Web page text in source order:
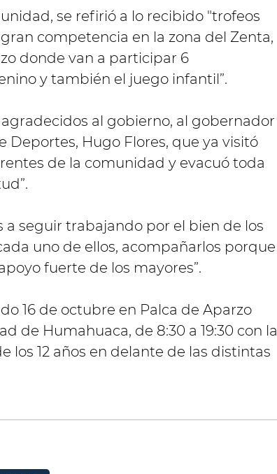
se refirió a lo recibido "trofeos
competencia en la zona del Zenta,
donde van a participar 6
y también el juego infantil”.
al gobierno, al gobernador
Deportes, Hugo Flores, que ya visitó
de la comunidad y evacuó toda
seguir trabajando por el bien de los
uno de ellos, acompañarlos porque
fuerte de los mayores”.
16 de octubre en Palca de Aparzo
de Humahuaca, de 8:30 a 19:30 con la
los 12 años en delante de las distintas